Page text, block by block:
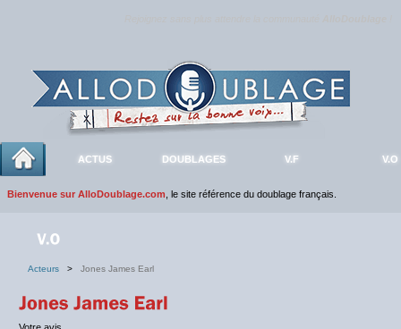
ACTUS DOUBLAGES V.F V.O
Bienvenue sur AlloDoublage.com , le site référence du doublage français.
Acteurs > Jones James Earl